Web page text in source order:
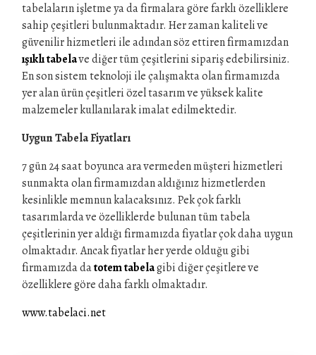
tabelaların işletme ya da firmalara göre farklı özelliklere
sahip çeşitleri bulunmaktadır. Her zaman kaliteli ve
güvenilir hizmetleri ile adından söz ettiren firmamızdan
ışıklı tabelave diğer tüm çeşitlerini sipariş edebilirsiniz.
En son sistem teknoloji ile çalışmakta olan firmamızda
yer alan ürün çeşitleri özel tasarım ve yüksek kalite
malzemeler kullanılarak imalat edilmektedir.
Uygun Tabela Fiyatları
7 gün 24 saat boyunca ara vermeden müşteri hizmetleri
sunmakta olan firmamızdan aldığınız hizmetlerden
kesinlikle memnun kalacaksınız. Pek çok farklı
tasarımlarda ve özelliklerde bulunan tüm tabela
çeşitlerinin yer aldığı firmamızda fiyatlar çok daha uygun
olmaktadır. Ancak fiyatlar her yerde olduğu gibi
firmamızda datotem tabelagibi diğer çeşitlere ve
özelliklere göre daha farklı olmaktadır.
www.tabelaci.net